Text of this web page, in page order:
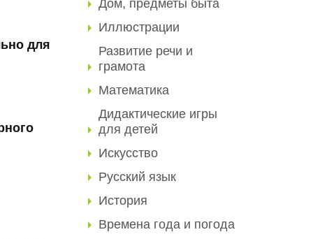
для
Дом, предметы быта
Иллюстрации
Развитие речи и
грамота
Математика
Дидактические игры
для детей
Искусство
Русский язык
История
Времена года и погода